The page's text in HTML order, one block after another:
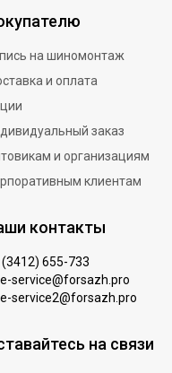
на шиномонтаж
и оплата
заказ
и организациям
клиентам
контакты
(3412) 655-733
service@forsazh.pro
service2@forsazh.pro
на связи